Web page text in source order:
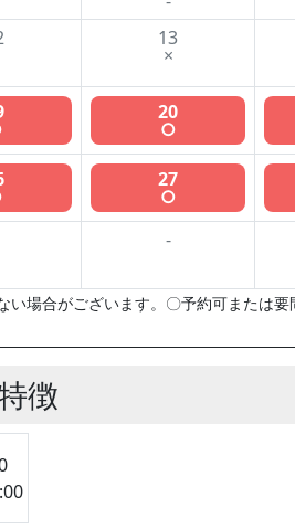
13
×
20
○
27
○
-
い場合がございます。〇予約可または
徴